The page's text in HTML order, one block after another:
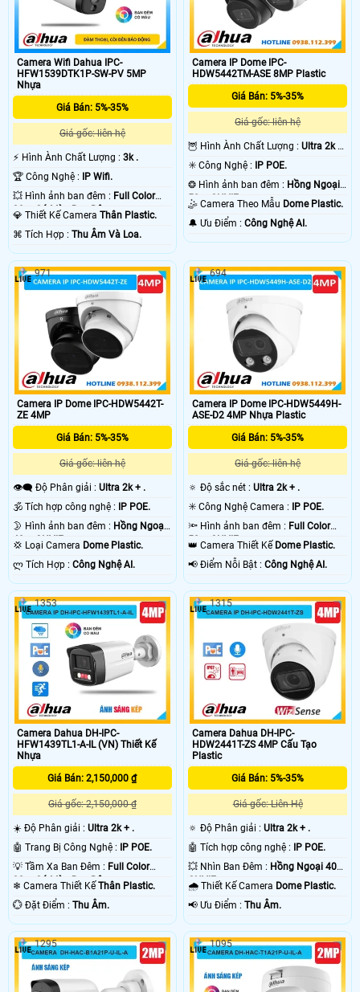
chống nước bụi hiệu quả
Camera Wifi Dahua IPC-
HFW1539DTK1P-SW-PV 5MP
Nhựa
Giá Bán: 5%-35%
Giá gốc: liên hệ
️⚡ Hình Ành Chất Lượng : 3k .
🏆 Công Nghệ :
IP Wifi.
💥 Hình ảnh ban đêm : Full Color
30m Có Màu Ban Ðêm.
💎 Thiết Kế Camera Thân Plastic.
️⌘ Tích Hợp : Thu Âm Và Loa.
Camera IP Dome IPC-
HDW5442TM-ASE 8MP Plastic
Giá Bán: 5%-35%
Giá gốc: liên hệ
🦉 Hình Ành Chất Lượng :Ultra 2k +
.
✳️ Công Nghệ :
IP POE.
❂ Hình ảnh ban đêm : Hồng Ngoại
50m ONVIF.
🤹 Camera Theo Mẫu Dome Plastic.
️🔔 Ưu Điểm :Công Nghệ AI.
Camera IP Dome IPC-HDW5442T-
ZE 4MP
Giá Bán: 5%-35%
Giá gốc: liên hệ
👁️‍🗨 Độ Phân giải : Ultra 2k + .
🕉️ Tích hợp công nghệ : IP POE.
🌛 Hình ảnh ban đêm : Hồng Ngoại
40m ONVIF.
💢 Loại Camera Dome Plastic.
️ლ Tích Hợp : Công Nghệ AI.
971
Camera IP Dome IPC-HDW5449H-
ASE-D2 4MP Nhựa Plastic
Giá Bán: 5%-35%
Giá gốc: liên hệ
🔅 Độ sắc nét :Ultra 2k + .
✳️ Công Nghệ Camera : IP POE.
🔦 Hình ảnh ban đêm : Full Color
50m ONVIF.
👑 Camera Thiết Kế Dome Plastic.
️📢 Điểm Nỗi Bật :Công Nghệ AI.
694
Camera Dahua DH-IPC-
HFW1439TL1-A-IL (VN) Thiết Kế
Nhựa
Giá Bán: 2,150,000 ₫
Giá gốc: 2,150,000 ₫
☀️ Độ Phân giải : Ultra 2k + .
🤖️ Trang Bị Công Nghệ :
IP POE.
💡 Tầm Xa Ban Đêm : Full Color
30m Có Màu Ban Ðêm.
❄ Camera Thiết Kế Thân Plastic.
️💮 Đặt Điểm : Thu Âm.
1353
Camera Dahua DH-IPC-
HDW2441T-ZS 4MP Cấu Tạo
Plastic
Giá Bán: 5%-35%
Giá gốc: Liên Hệ
🔅 Độ Phân giải :Ultra 2k + .
🤖️ Tích hợp công nghệ :
IP POE.
💥 Nhìn Ban Đêm : Hồng Ngoại 40m
ONVIF.
🌧️ Thiết Kế Camera Dome Plastic.
️📢 Ưu Điểm :Thu Âm.
1315
1295 1095